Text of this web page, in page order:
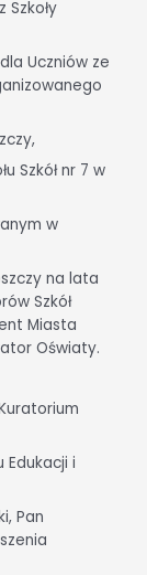
Szkoły
Uczniów ze
Szkół nr 7 w
w
na lata
Szkół
Miasta
Oświaty.
Edukacji i
Pan